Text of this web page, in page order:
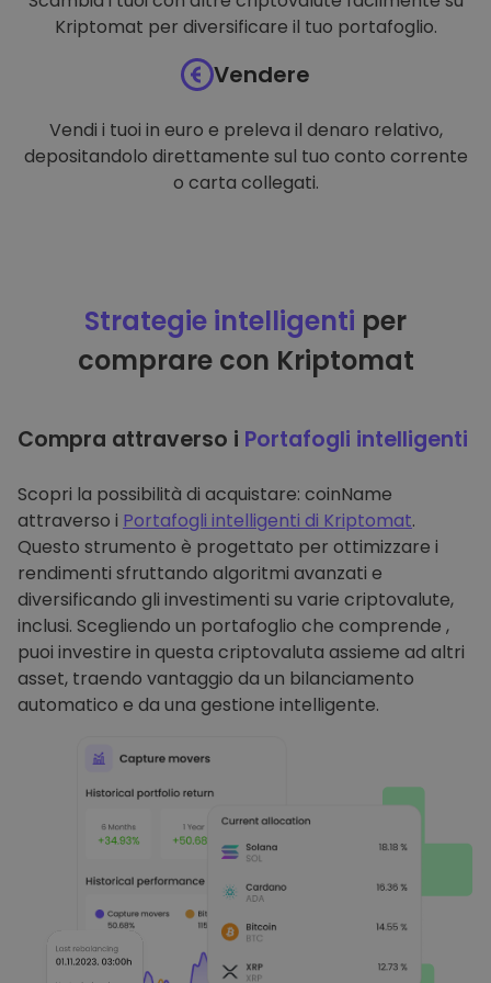
Kriptomat per diversificare il tuo portafoglio.
Vendere
Vendi i tuoi in euro e preleva il denaro relativo,
depositandolo direttamente sul tuo conto corrente
o carta collegati.
Strategie intelligenti per
comprare con Kriptomat
Compra attraverso i Portafogli intelligenti
Scopri la possibilità di acquistare: coinName
attraverso i Portafogli intelligenti di Kriptomat.
Questo strumento è progettato per ottimizzare i
rendimenti sfruttando algoritmi avanzati e
diversificando gli investimenti su varie criptovalute,
inclusi. Scegliendo un portafoglio che comprende ,
puoi investire in questa criptovaluta assieme ad altri
asset, traendo vantaggio da un bilanciamento
automatico e da una gestione intelligente.